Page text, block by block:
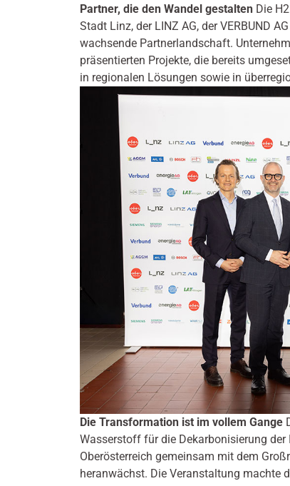
Partner, die den Wandel gestalten Die
Stadt Linz, der LINZ AG, der VERBUND
wachsende Partnerlandschaft.
präsentierten Projekte, die bereits
in regionalen Lösungen sowie in
Die Transformation ist im vollem Gange
Wasserstoff für die Dekarbonisierung
Oberösterreich gemeinsam mit dem
heranwächst. Die Veranstaltung machte